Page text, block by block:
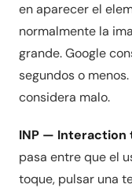
en aparecer el
normalmente la
grande. Google
segundos o
considera malo.
INP — Interaction
pasa entre que el
toque, pulsar una